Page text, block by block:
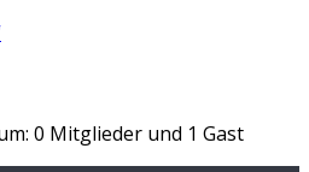
0 Mitglieder und 1 Gast